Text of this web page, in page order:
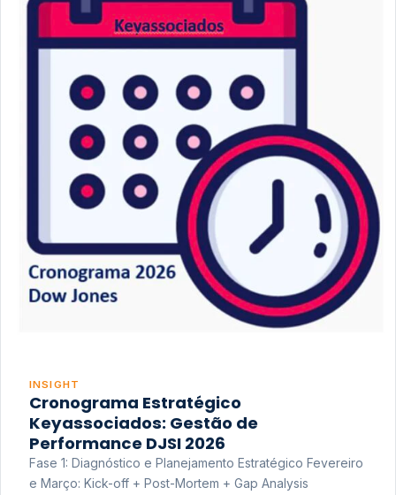
INSIGHT
Cronograma Estratégico
Keyassociados: Gestão de
Performance DJSI 2026
Fase 1: Diagnóstico e Planejamento Estratégico Fevereiro
e Março: Kick-off + Post-Mortem + Gap Analysis